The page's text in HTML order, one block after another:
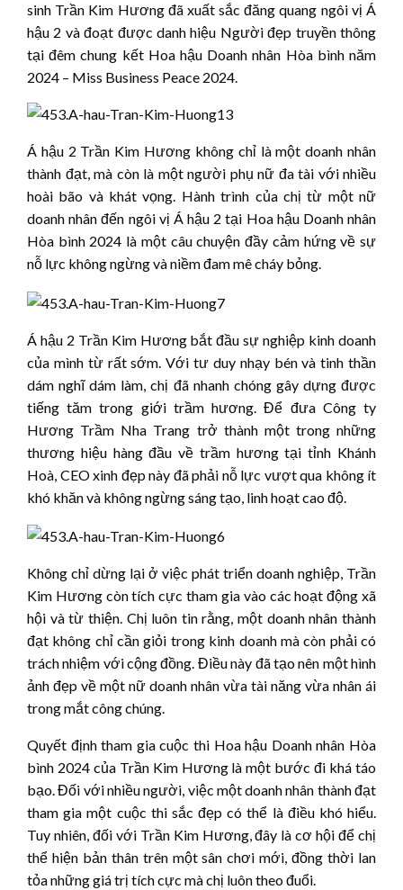
sinh Trần Kim Hương đã xuất sắc đăng quang ngôi vị Á
hậu 2 và đoạt được danh hiệu Người đẹp truyền thông
tại đêm chung kết Hoa hậu Doanh nhân Hòa bình năm
2024 – Miss Business Peace 2024.
Á hậu 2 Trần Kim Hương không chỉ là một doanh nhân
thành đạt, mà còn là một người phụ nữ đa tài với nhiều
hoài bão và khát vọng. Hành trình của chị từ một nữ
doanh nhân đến ngôi vị Á hậu 2 tại Hoa hậu Doanh nhân
Hòa bình 2024 là một câu chuyện đầy cảm hứng về sự
nỗ lực không ngừng và niềm đam mê cháy bỏng.
Á hậu 2 Trần Kim Hương bắt đầu sự nghiệp kinh doanh
của mình từ rất sớm. Với tư duy nhạy bén và tinh thần
dám nghĩ dám làm, chị đã nhanh chóng gây dựng được
tiếng tăm trong giới trầm hương. Để đưa Công ty
Hương Trầm Nha Trang trở thành một trong những
thương hiệu hàng đầu về trầm hương tại tỉnh Khánh
Hoà, CEO xinh đẹp này đã phải nỗ lực vượt qua không ít
khó khăn và không ngừng sáng tạo, linh hoạt cao độ.
Không chỉ dừng lại ở việc phát triển doanh nghiệp, Trần
Kim Hương còn tích cực tham gia vào các hoạt động xã
hội và từ thiện. Chị luôn tin rằng, một doanh nhân thành
đạt không chỉ cần giỏi trong kinh doanh mà còn phải có
trách nhiệm với cộng đồng. Điều này đã tạo nên một hình
ảnh đẹp về một nữ doanh nhân vừa tài năng vừa nhân ái
trong mắt công chúng.
Quyết định tham gia cuộc thi Hoa hậu Doanh nhân Hòa
bình 2024 của Trần Kim Hương là một bước đi khá táo
bạo. Đối với nhiều người, việc một doanh nhân thành đạt
tham gia một cuộc thi sắc đẹp có thể là điều khó hiểu.
Tuy nhiên, đối với Trần Kim Hương, đây là cơ hội để chị
thể hiện bản thân trên một sân chơi mới, đồng thời lan
tỏa những giá trị tích cực mà chị luôn theo đuổi.